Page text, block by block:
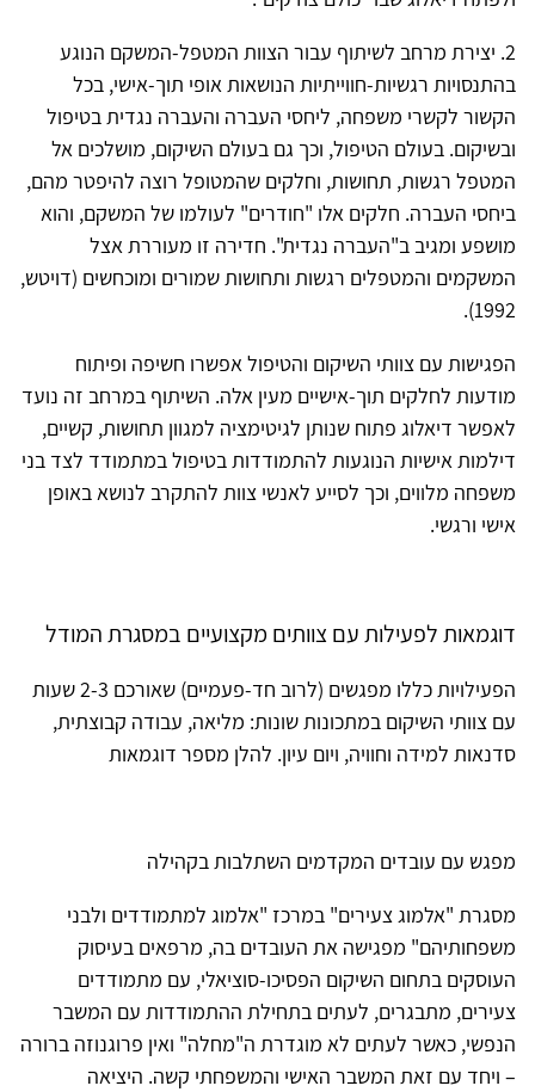
2. יצירת מרחב לשיתוף עבור הצוות המטפל-המשקם הנוגע
בהתנסויות רגשיות-חווייתיות הנושאות אופי תוך-אישי, בכל
הקשור לקשרי משפחה, ליחסי העברה והעברה נגדית בטיפול
ובשיקום. בעולם הטיפול, וכך גם בעולם השיקום, מושלכים אל
המטפל רגשות, תחושות, וחלקים שהמטופל רוצה להיפטר מהם,
ביחסי העברה. חלקים אלו "חודרים" לעולמו של המשקם, והוא
מושפע ומגיב ב"העברה נגדית". חדירה זו מעוררת אצל
המשקמים והמטפלים רגשות ותחושות שמורים ומוכחשים (דויטש,
1992).
הפגישות עם צוותי השיקום והטיפול אפשרו חשיפה ופיתוח
מודעות לחלקים תוך-אישיים מעין אלה. השיתוף במרחב זה נועד
לאפשר דיאלוג פתוח שנותן לגיטימציה למגוון תחושות, קשיים,
דילמות אישיות הנוגעות להתמודדות בטיפול במתמודד לצד בני
משפחה מלווים, וכך לסייע לאנשי צוות להתקרב לנושא באופן
אישי ורגשי.
דוגמאות לפעילות עם צוותים מקצועיים במסגרת המודל
הפעילויות כללו מפגשים (לרוב חד-פעמיים) שאורכם 2-3 שעות
עם צוותי השיקום במתכונות שונות: מליאה, עבודה קבוצתית,
סדנאות למידה וחוויה, ויום עיון. להלן מספר דוגמאות
מפגש עם עובדים המקדמים השתלבות בקהילה
מסגרת "אלמוג צעירים" במרכז "אלמוג למתמודדים ולבני
משפחותיהם" מפגישה את העובדים בה, מרפאים בעיסוק
העוסקים בתחום השיקום הפסיכו-סוציאלי, עם מתמודדים
צעירים, מתבגרים, לעתים בתחילת ההתמודדות עם המשבר
הנפשי, כאשר לעתים לא מוגדרת ה"מחלה" ואין פרוגנוזה ברורה
– ויחד עם זאת המשבר האישי והמשפחתי קשה. היציאה